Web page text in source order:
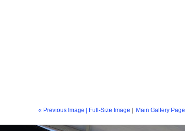
« Previous Image | Full-Size Image Main Gallery Page